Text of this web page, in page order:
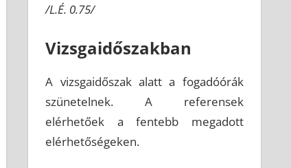
/L.É. 0.75/
Vizsgaidőszakban
A vizsgaidőszak alatt a fogadóórák
szünetelnek. A referensek
elérhetőek a fentebb megadott
elérhetőségeken.